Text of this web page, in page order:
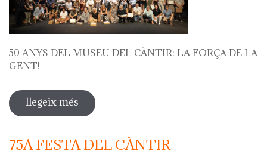
50 ANYS DEL MUSEU DEL CÀNTIR: LA FORÇA DE LA
GENT!
llegeix més sobre 50 anys del museu del càntir: la
força de la gent!
75A FESTA DEL CÀNTIR